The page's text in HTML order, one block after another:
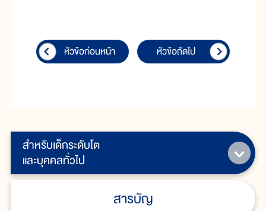
สำหรับเด็กระดับโต
และบุคคลทั่วไป
สารบัญ
หัวข้อก่อนหน้า หัวข้อถัดไป